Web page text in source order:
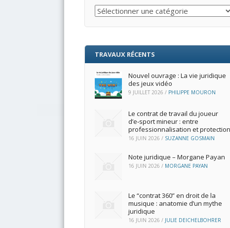
Catégories
TRAVAUX RÉCENTS
Nouvel ouvrage : La vie juridique
des jeux vidéo
9 JUILLET 2026 / PHILIPPE MOURON
Le contrat de travail du joueur
d’e‑sport mineur : entre
professionnalisation et protection
16 JUIN 2026 / SUZANNE GOSMAIN
Note juridique – Morgane Payan
16 JUIN 2026 / MORGANE PAYAN
Le “contrat 360” en droit de la
musique : anatomie d’un mythe
juridique
16 JUIN 2026 / JULIE DEICHELBOHRER